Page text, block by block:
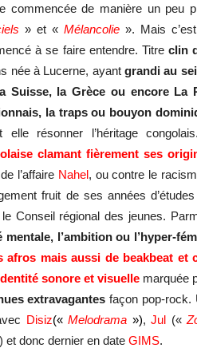
commencée de manière un peu
» et « Mélancolie ». Mais
à se faire entendre. Titreclin
née à Lucerne, ayant grandi au
Suisse, la Grèce ou encore La
la traps ou bouyon
elle résonner l’héritage
clamant fièrement ses
l’affaire Nahel, ou contre le
fruit de ses années
Conseil régional des jeunes.
mentale, l’ambition ou l’hyper-
afros mais aussi de beakbeat et
sonore et visuelle marquée
extravagantes façon pop-rock.
Disiz(«Melodrama »),Jul («
et donc dernier en date GIMS.